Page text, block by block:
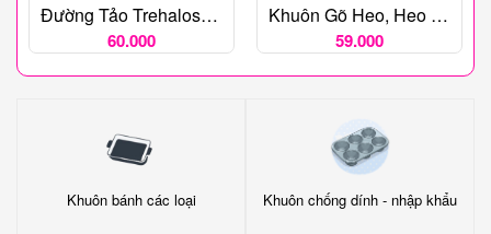
Khuôn Gõ Heo, Heo Bầy
59.000
Dụng Cụ Vắt Cam Inox
49.000
Khuôn bánh các loại Khuôn chống dính - nhập khẩu